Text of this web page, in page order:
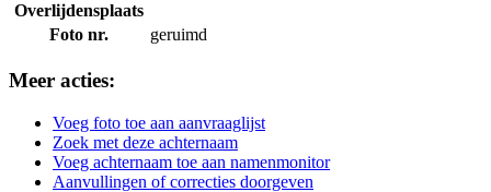
Overlijdensplaats
Foto nr.
geruimd
Meer acties:
Voeg foto toe aan aanvraaglijst
Zoek met deze achternaam
Voeg achternaam toe aan namenmonitor
Aanvullingen of correcties doorgeven